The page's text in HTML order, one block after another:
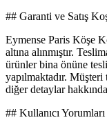
## Garanti ve Satış
Eymense Paris Köşe
altına alınmıştır.
ürünler bina önüne
yapılmaktadır.
diğer detaylar
## Kullanıcı